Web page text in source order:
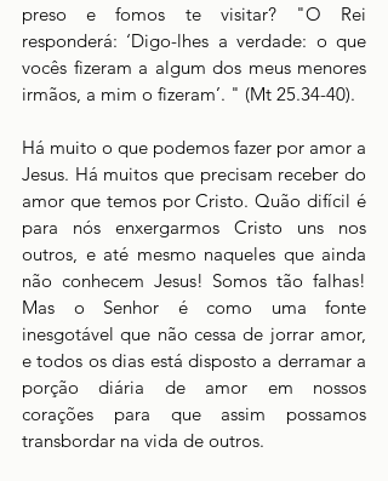
preso e fomos te visitar? "O Rei
responderá: ‘Digo-lhes a verdade: o que
vocês fizeram a algum dos meus menores
irmãos, a mim o fizeram’. " (Mt 25.34-40).
Há muito o que podemos fazer por amor a
Jesus. Há muitos que precisam receber do
amor que temos por Cristo. Quão difícil é
para nós enxergarmos Cristo uns nos
outros, e até mesmo naqueles que ainda
não conhecem Jesus! Somos tão falhas!
Mas o Senhor é como uma fonte
inesgotável que não cessa de jorrar amor,
e todos os dias está disposto a derramar a
porção diária de amor em nossos
corações para que assim possamos
transbordar na vida de outros.